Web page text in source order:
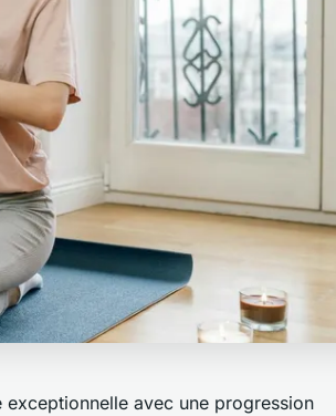
avec une progression